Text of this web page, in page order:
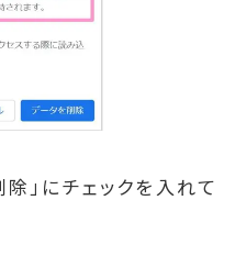
」にチェックを入れて